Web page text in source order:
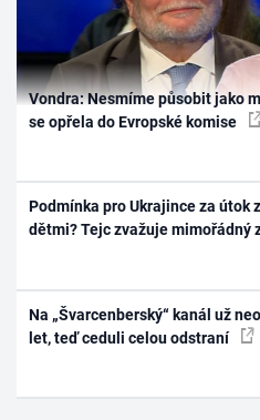
Vondra: Nesmíme působit jako
se opřela do Evropské komise
Podmínka pro Ukrajince za útok
dětmi? Tejc zvažuje mimořádný
Na „Švarcenberský“ kanál už
let, teď ceduli celou odstraní